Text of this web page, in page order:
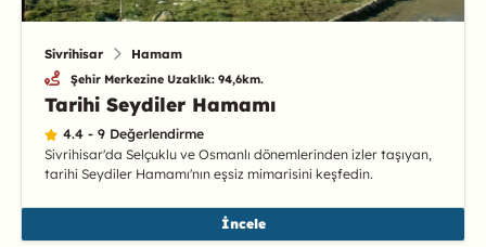
Sivrihisar Hamam
Şehir Merkezine Uzaklık: 94,6km.
Tarihi Seydiler Hamamı
4.4 - 9 Değerlendirme
Sivrihisar'da Selçuklu ve Osmanlı dönemlerinden izler taşıyan,
tarihi Seydiler Hamamı'nın eşsiz mimarisini keşfedin.
İncele